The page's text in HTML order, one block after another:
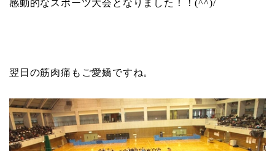
感動的なスポーツ大会となりました！！(^^)/
翌日の筋肉痛もご愛嬌ですね。